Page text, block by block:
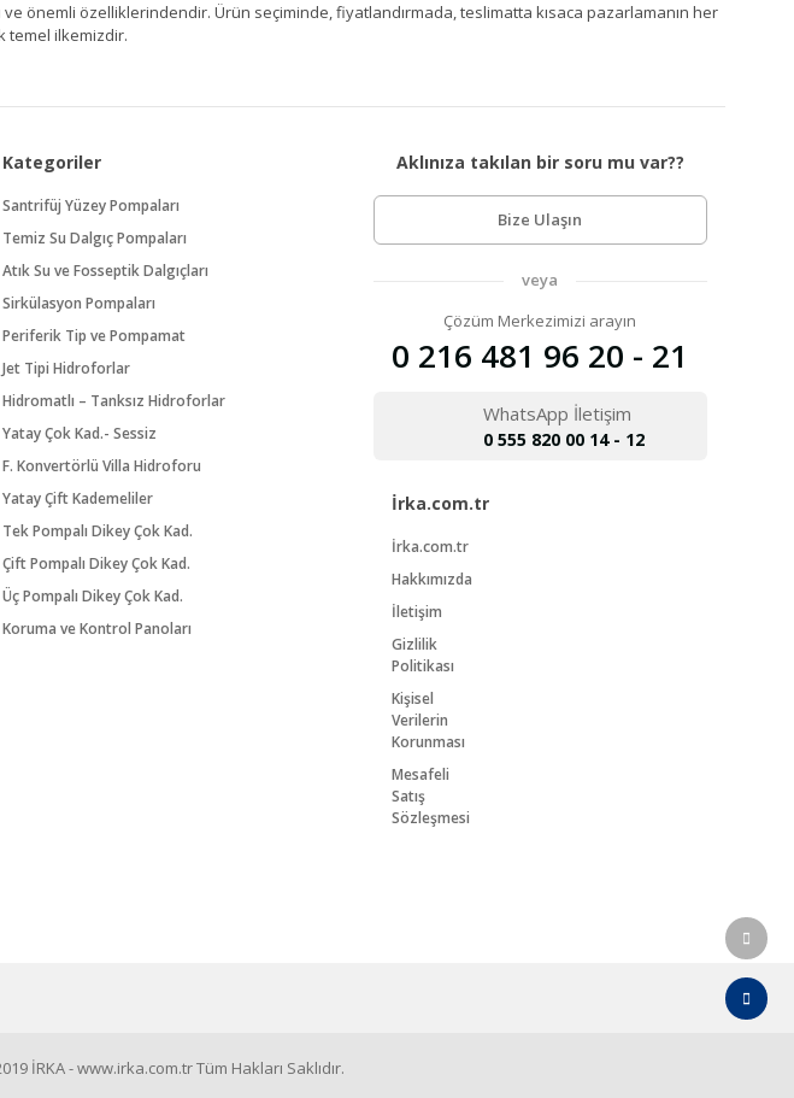
önemli özelliklerindendir. Ürün seçiminde, fiyatlandırmada, teslimatta kısaca pazarlamanın her
temel ilkemizdir.
Kategoriler
Santrifüj Yüzey Pompaları
Temiz Su Dalgıç Pompaları
Atık Su ve Fosseptik Dalgıçları
Sirkülasyon Pompaları
Periferik Tip ve Pompamat
Jet Tipi Hidroforlar
Hidromatlı – Tanksız Hidroforlar
Yatay Çok Kad.- Sessiz
F. Konvertörlü Villa Hidroforu
Yatay Çift Kademeliler
Tek Pompalı Dikey Çok Kad.
Çift Pompalı Dikey Çok Kad.
Üç Pompalı Dikey Çok Kad.
Koruma ve Kontrol Panoları
Aklınıza takılan bir soru mu var??
Bize Ulaşın
veya
Çözüm Merkezimizi arayın
0 216 481 96 20 - 21
WhatsApp İletişim
0 555 820 00 14 - 12
İrka.com.tr
İrka.com.tr
Hakkımızda
İletişim
Gizlilik
Politikası
Kişisel
Verilerin
Korunması
Mesafeli
Satış
Sözleşmesi
İRKA - www.irka.com.tr Tüm Hakları Saklıdır.